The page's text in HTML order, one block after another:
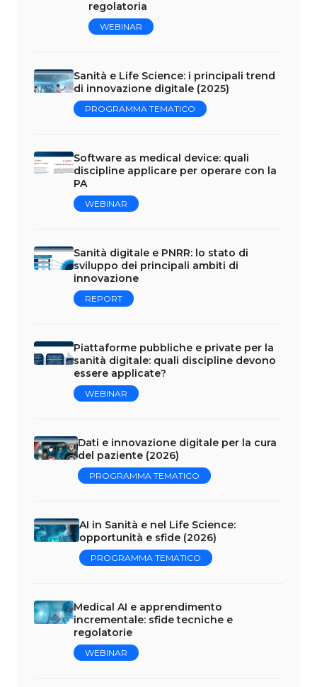
regolatoria
WEBINAR
Sanità e Life Science: i principali trend
di innovazione digitale (2025)
PROGRAMMA TEMATICO
Software as medical device: quali
discipline applicare per operare con la
PA
WEBINAR
Sanità digitale e PNRR: lo stato di
sviluppo dei principali ambiti di
innovazione
REPORT
Piattaforme pubbliche e private per la
sanità digitale: quali discipline devono
essere applicate?
WEBINAR
Dati e innovazione digitale per la cura
del paziente (2026)
PROGRAMMA TEMATICO
AI in Sanità e nel Life Science:
opportunità e sfide (2026)
PROGRAMMA TEMATICO
Medical AI e apprendimento
incrementale: sfide tecniche e
regolatorie
WEBINAR